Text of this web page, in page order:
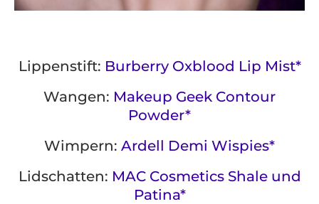
Lippenstift: Burberry Oxblood Lip Mist*
Wangen: Makeup Geek Contour
Powder*
Wimpern: Ardell Demi Wispies*
Lidschatten: MAC Cosmetics Shale und
Patina*